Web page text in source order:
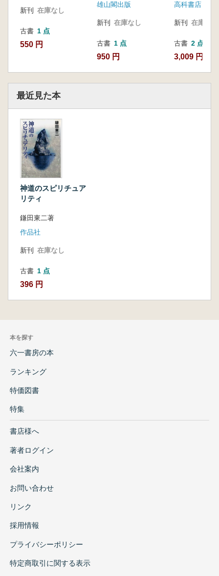
新刊 在庫なし
古書 1 点
550 円
雄山閣出版
新刊 在庫なし
古書 1 点
950 円
高科書店
新刊 在庫なし
古書 2 点
3,009 円~
最近見た本
神道のスピリチュア
リティ
鎌田東二著
作品社
新刊 在庫なし
古書 1 点
396 円
本を探す
六一書房の本
ランキング
特価図書
特集
書店様へ
著者ログイン
会社案内
お問い合わせ
リンク
採用情報
プライバシーポリシー
特定商取引に関する表示